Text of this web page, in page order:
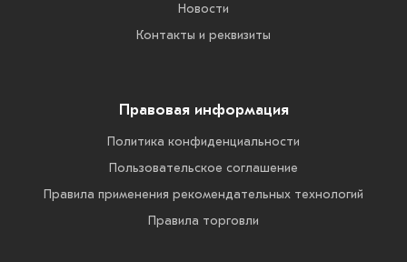
Новости
Контакты и реквизиты
Правовая информация
Политика конфиденциальности
Пользовательское соглашение
Правила применения рекомендательных технологий
Правила торговли